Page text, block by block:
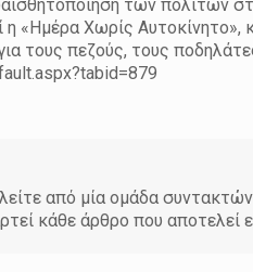
των πολιτών
Χωρίς Αυτοκίνητο»,
τους πεζούς, τους
από μία ομάδα
κάθε άρθρο που αποτελεί